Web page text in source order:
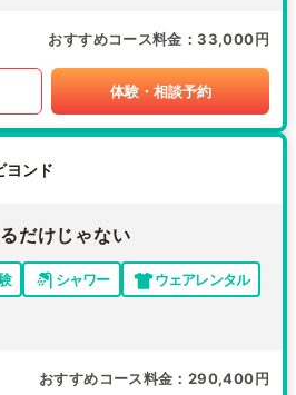
おすすめコース料金 33,000円
体験・相談予約
ヨンド
だけじゃない
シャワー
ウェアレンタル
おすすめコース料金 290,400円